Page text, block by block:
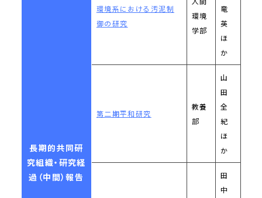
長期的共同研
究組織・研究経
過（中間）報告
環境系における汚泥制
御の研究
環境
学部
竜
英
ほ
か
第二期平和研究
教養
部
山
田
全
紀
ほ
か
田
中